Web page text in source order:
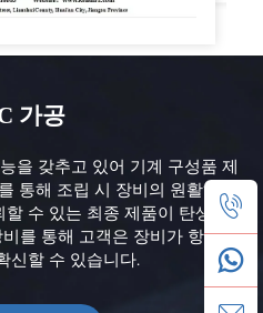
가공
을 갖추고 있어 기계 구성품 제
통해 조립 시 장비의 원활하고
수 있는 최종 제품이 탄생합니
를 통해 고객은 장비가 항상 최
신할 수 있습니다.